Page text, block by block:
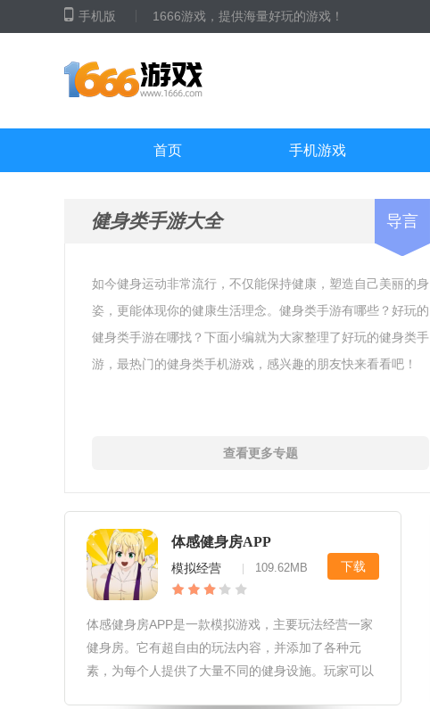
手机版 1666游戏，提供海量好玩的游戏！
首页 手机游戏
健身类手游大全 导言
如今健身运动非常流行，不仅能保持健康，塑造自己美丽的身
姿，更能体现你的健康生活理念。健身类手游有哪些？好玩的
健身类手游在哪找？下面小编就为大家整理了好玩的健身类手
游，最热门的健身类手机游戏，感兴趣的朋友快来看看吧！
查看更多专题
体感健身房APP
模拟经营 109.62MB 下载
体感健身房APP​是一款模拟游戏，主要玩法经营一家
健身房。它有超自由的玩法内容，并添加了各种元
素，为每个人提供了大量不同的健身设施。玩家可以